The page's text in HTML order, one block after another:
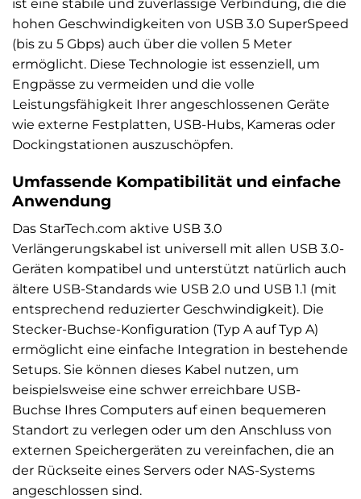
ist eine stabile und zuverlässige Verbindung, die die
hohen Geschwindigkeiten von USB 3.0 SuperSpeed
(bis zu 5 Gbps) auch über die vollen 5 Meter
ermöglicht. Diese Technologie ist essenziell, um
Engpässe zu vermeiden und die volle
Leistungsfähigkeit Ihrer angeschlossenen Geräte
wie externe Festplatten, USB-Hubs, Kameras oder
Dockingstationen auszuschöpfen.
Umfassende Kompatibilität und einfache
Anwendung
Das StarTech.com aktive USB 3.0
Verlängerungskabel ist universell mit allen USB 3.0-
Geräten kompatibel und unterstützt natürlich auch
ältere USB-Standards wie USB 2.0 und USB 1.1 (mit
entsprechend reduzierter Geschwindigkeit). Die
Stecker-Buchse-Konfiguration (Typ A auf Typ A)
ermöglicht eine einfache Integration in bestehende
Setups. Sie können dieses Kabel nutzen, um
beispielsweise eine schwer erreichbare USB-
Buchse Ihres Computers auf einen bequemeren
Standort zu verlegen oder um den Anschluss von
externen Speichergeräten zu vereinfachen, die an
der Rückseite eines Servers oder NAS-Systems
angeschlossen sind.